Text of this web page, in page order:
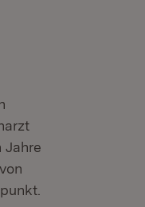
Jahre